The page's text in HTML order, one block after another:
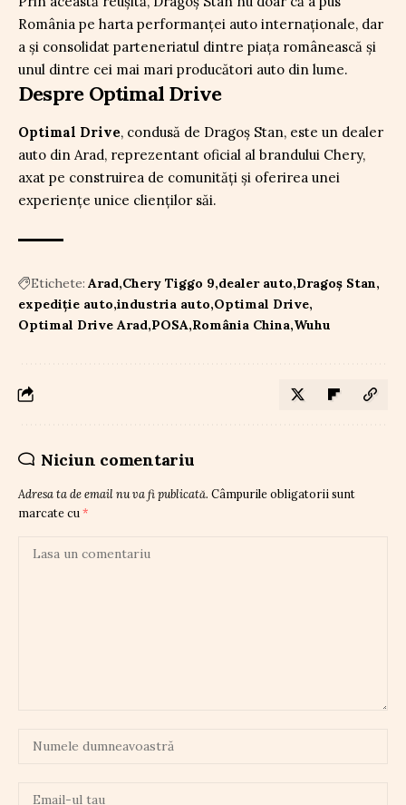
România pe harta performanței auto internaționale, dar
a și consolidat parteneriatul dintre piața românească și
unul dintre cei mai mari producători auto din lume.
Despre Optimal Drive
Optimal Drive, condusă de Dragoș Stan, este un dealer
auto din Arad, reprezentant oficial al brandului Chery,
axat pe construirea de comunități și oferirea unei
experiențe unice clienților săi.
Etichete: Arad Chery Tiggo 9 dealer auto Dragoș Stan
expediție auto industria auto Optimal Drive
Optimal Drive Arad POSA România China Wuhu
Niciun comentariu
Adresa ta de email nu va fi publicată. Câmpurile obligatorii sunt
marcate cu*